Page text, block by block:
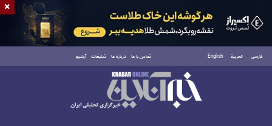
فارسی العربية English تماس با ما درباره ما تبلیغات آرشیو
یکشنبه ۱۸ مرداد ۱۴۰۵
×